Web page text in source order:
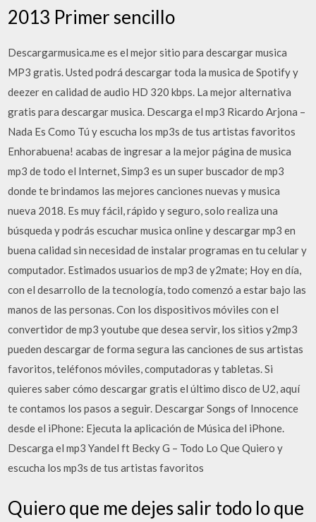
2013 Primer sencillo
Descargarmusica.me es el mejor sitio para descargar musica
MP3 gratis. Usted podrá descargar toda la musica de Spotify y
deezer en calidad de audio HD 320 kbps. La mejor alternativa
gratis para descargar musica. Descarga el mp3 Ricardo Arjona –
Nada Es Como Tú y escucha los mp3s de tus artistas favoritos
Enhorabuena! acabas de ingresar a la mejor página de musica
mp3 de todo el Internet, Simp3 es un super buscador de mp3
donde te brindamos las mejores canciones nuevas y musica
nueva 2018. Es muy fácil, rápido y seguro, solo realiza una
búsqueda y podrás escuchar musica online y descargar mp3 en
buena calidad sin necesidad de instalar programas en tu celular y
computador. Estimados usuarios de mp3 de y2mate; Hoy en día,
con el desarrollo de la tecnología, todo comenzó a estar bajo las
manos de las personas. Con los dispositivos móviles con el
convertidor de mp3 youtube que desea servir, los sitios y2mp3
pueden descargar de forma segura las canciones de sus artistas
favoritos, teléfonos móviles, computadoras y tabletas. Si
quieres saber cómo descargar gratis el último disco de U2, aquí
te contamos los pasos a seguir. Descargar Songs of Innocence
desde el iPhone: Ejecuta la aplicación de Música del iPhone.
Descarga el mp3 Yandel ft Becky G – Todo Lo Que Quiero y
escucha los mp3s de tus artistas favoritos
Quiero que me dejes salir todo lo que